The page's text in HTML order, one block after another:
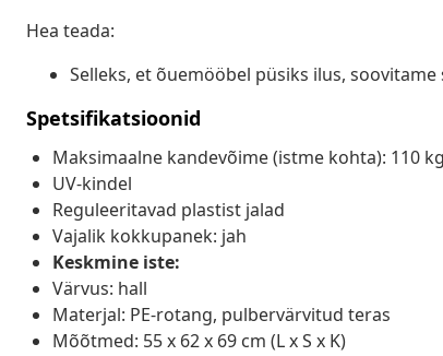
Hea teada:
Selleks, et õuemööbel püsiks ilus,
Spetsifikatsioonid
Maksimaalne kandevõime (istme kohta): 110 kg
UV-kindel
Reguleeritavad plastist jalad
Vajalik kokkupanek: jah
Keskmine iste:
Värvus: hall
Materjal: PE-rotang, pulbervärvitud teras
Mõõtmed: 55 x 62 x 69 cm (L x S x K)